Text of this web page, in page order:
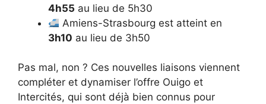
4h55 au lieu de 5h30
Amiens-Strasbourg est atteint en
3h10 au lieu de 3h50
Pas mal, non ? Ces nouvelles liaisons viennent
compléter et dynamiser l’offre Ouigo et
Intercités, qui sont déjà bien connus pour